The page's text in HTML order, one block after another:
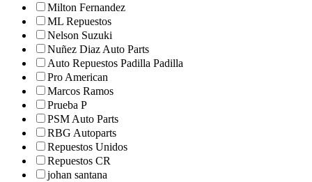
Milton Fernandez
ML Repuestos
Nelson Suzuki
Nuñez Diaz Auto Parts
Auto Repuestos Padilla Padilla
Pro American
Marcos Ramos
Prueba P
PSM Auto Parts
RBG Autoparts
Repuestos Unidos
Repuestos CR
johan santana